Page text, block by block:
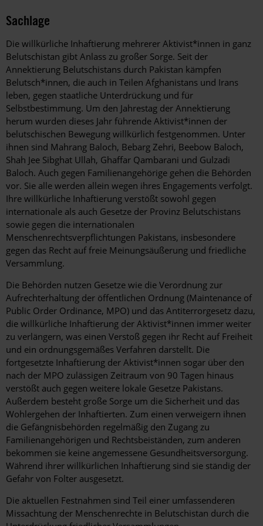
Sachlage
Die willkürliche Inhaftierung mehrerer Aktivist*innen in ganz
Belutschistan gibt Anlass zu großer Sorge. Seit der
Annektierung Belutschistans durch Pakistan kämpfen
Belutsch*innen, die auch in Teilen Afghanistans und Irans
leben, gegen staatliche Unterdrückung und für
Selbstbestimmung. Um den Jahrestag der Annektierung
herum wurden dieses Jahr führende Aktivist*innen der
belutschischen Bewegung willkürlich festgenommen. Unter
ihnen sind Mahrang Baloch, Bebarg Zehri, Beebow Baloch,
Shah Jee Sibghat Ullah, Ghaffar Qambarani und Gulzadi
Baloch. Auch gegen Familienangehörige gehen die Behörden
vor. Sie alle werden allein wegen ihres Engagements verfolgt.
Ihre willkürliche Inhaftierung verstößt sowohl gegen
internationale als auch Gesetze der Provinz Belutschistans
sowie gegen die internationalen
Menschenrechtsverpflichtungen Pakistans, insbesondere
gegen das Recht auf freie Meinungsäußerung und friedliche
Versammlung.
Die Behörden nutzen Gesetze wie die Verordnung zur
Aufrechterhaltung der öffentlichen Ordnung (Maintenance of
Public Order Ordinance, MPO) und das Antiterrorgesetz dazu,
die willkürliche Inhaftierung der Aktivist*innen immer weiter
zu verlängern, was einen Verstoß gegen ihr Recht auf Freiheit
und ein ordnungsgemäßes Verfahren darstellt. Die
fortgesetzte Inhaftierung der Aktivist*innen sogar über den
nach der MPO zulässigen Zeitraum von 90 Tagen hinaus
verstößt auch gegen weitere lokale Gesetze Pakistans.
Außerdem besteht große Sorge um die Sicherheit und das
Wohlergehen der Inhaftierten. Zum einen verweigern ihnen
die Gefängnisbehörden regelmäßig den Zugang zu
Familienangehörigen und Rechtsbeiständen, zum anderen
bekommen sie keine angemessene Gesundheitsversorgung.
Während ihrer willkürlichen Inhaftierung sind sie ständig der
Gefahr von Folter ausgesetzt.
Die aktuellen Festnahmen sind Teil einer umfassenderen
Missachtung der Menschenrechte in Belutschistan durch die